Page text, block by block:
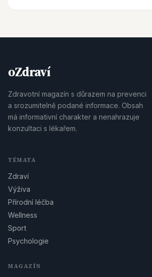
oZdraví
Zdravotní magazín s důrazem na prevenci
a srozumitelně podané informace. Obsah
má informativní charakter a nenahrazuje
konzultaci s lékařem.
TÉMATA
Zdraví
Výživa
Přírodní léčba
Wellness
Sport
Psychologie
MAGAZÍN